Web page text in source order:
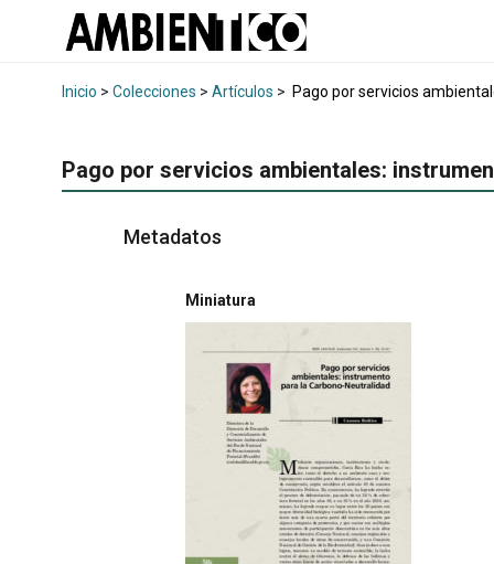
Inicio > Colecciones > Artículos > Pago por servicios
Pago por servicios ambientales:
Metadatos
Miniatura